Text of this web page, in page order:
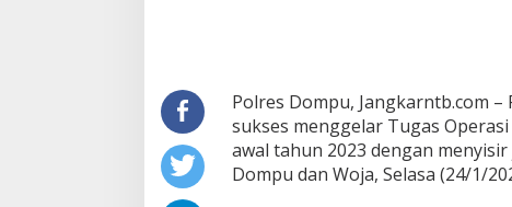
Polres Dompu, Jangkarntb.com
sukses menggelar Tugas
awal tahun 2023 dengan
Dompu dan Woja, Selasa (24/1/